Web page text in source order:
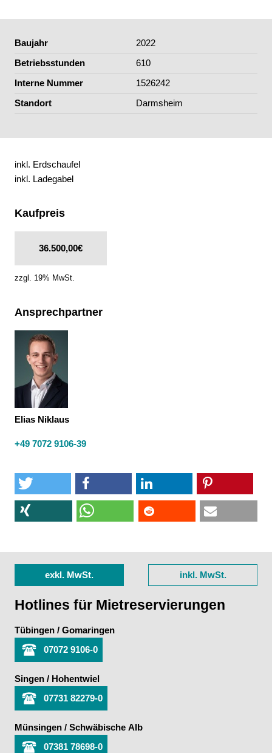
Baujahr
2022
Betriebsstunden
610
Interne Nummer
1526242
Standort
Darmsheim
inkl. Erdschaufel
inkl. Ladegabel
Kaufpreis
36.500,00€
zzgl. 19% MwSt.
Ansprechpartner
Elias Niklaus
+49 7072 9106-39
exkl. MwSt. inkl. MwSt.
Hotlines für Mietreservierungen
Tübingen / Gomaringen
07072 9106-0
Singen / Hohentwiel
07731 82279-0
Münsingen / Schwäbische Alb
07381 78698-0